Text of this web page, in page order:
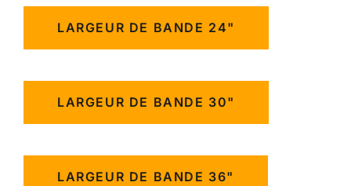
LARGEUR DE BANDE 24"
LARGEUR DE BANDE 30"
LARGEUR DE BANDE 36"